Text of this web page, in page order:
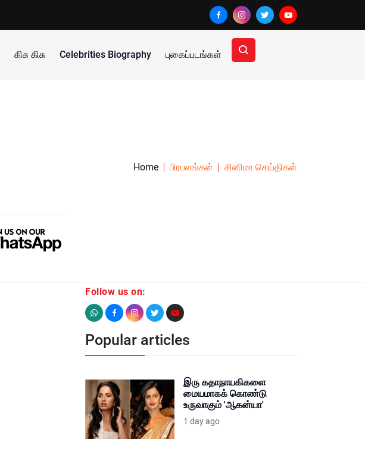
கிசு கிசு Celebrities Biography புகைப்படங்கள்
Home பிரபலங்கள் சினிமா செய்திகள்
Follow us on:
Popular articles
இரு கதாநாயகிகளை
மையமாகக் கொண்டு
உருவாகும் 'ஆகன்யா'
1 day ago